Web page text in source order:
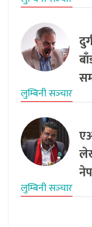
लुम्बिनी सञ्‍चार
लुम्बिनी सञ्‍चार